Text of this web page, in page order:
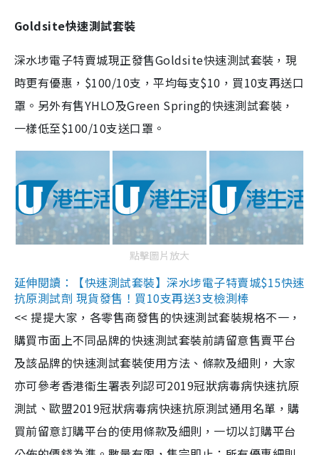
Goldsite快速測試套裝
深水埗電子特賣城現正發售Goldsite快速測試套裝，現
時更有優惠，$100/10支，平均每支$10，買10支再送口
罩。另外有售YHLO及Green Spring的快速測試套裝，
一樣低至$100/10支送口罩。
點擊圖片放大
延伸閱讀：【快速測試套裝】深水埗電子特賣城$15快速
抗原測試劑 現貨發售！買10支再送3支檢測棒
<< 提提大家，各零售商發售的快速測試套裝規格不一，
購買市面上不同品牌的快速測試套裝前請留意售賣平台
及該品牌的快速測試套裝使用方法、條款及細則，大家
亦可參考香港衞生署表列認可2019冠狀病毒病快速抗原
測試、歐盟2019冠狀病毒病快速抗原測試通用名單，購
買前留意訂購平台的使用條款及細則，一切以訂購平台